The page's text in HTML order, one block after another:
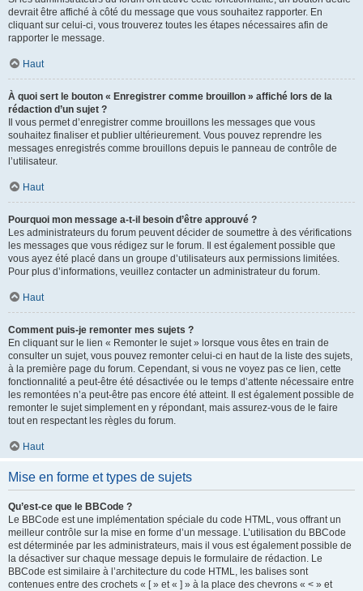
devrait être affiché à côté du message que vous souhaitez rapporter. En
cliquant sur celui-ci, vous trouverez toutes les étapes nécessaires afin de
rapporter le message.
Haut
À quoi sert le bouton « Enregistrer comme brouillon » affiché lors de la
rédaction d’un sujet ?
Il vous permet d’enregistrer comme brouillons les messages que vous
souhaitez finaliser et publier ultérieurement. Vous pouvez reprendre les
messages enregistrés comme brouillons depuis le panneau de contrôle de
l’utilisateur.
Haut
Pourquoi mon message a-t-il besoin d’être approuvé ?
Les administrateurs du forum peuvent décider de soumettre à des vérifications
les messages que vous rédigez sur le forum. Il est également possible que
vous ayez été placé dans un groupe d’utilisateurs aux permissions limitées.
Pour plus d’informations, veuillez contacter un administrateur du forum.
Haut
Comment puis-je remonter mes sujets ?
En cliquant sur le lien « Remonter le sujet » lorsque vous êtes en train de
consulter un sujet, vous pouvez remonter celui-ci en haut de la liste des sujets,
à la première page du forum. Cependant, si vous ne voyez pas ce lien, cette
fonctionnalité a peut-être été désactivée ou le temps d’attente nécessaire entre
les remontées n’a peut-être pas encore été atteint. Il est également possible de
remonter le sujet simplement en y répondant, mais assurez-vous de le faire
tout en respectant les règles du forum.
Haut
Mise en forme et types de sujets
Qu’est-ce que le BBCode ?
Le BBCode est une implémentation spéciale du code HTML, vous offrant un
meilleur contrôle sur la mise en forme d’un message. L’utilisation du BBCode
est déterminée par les administrateurs, mais il vous est également possible de
la désactiver sur chaque message depuis le formulaire de rédaction. Le
BBCode est similaire à l’architecture du code HTML, les balises sont
contenues entre des crochets « [ » et « ] » à la place des chevrons « < » et